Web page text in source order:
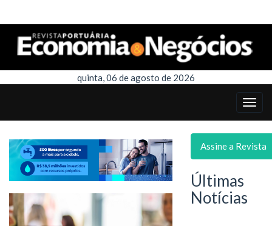
quinta, 06 de agosto de 2026
Assine a Revista
Últimas
Notícias